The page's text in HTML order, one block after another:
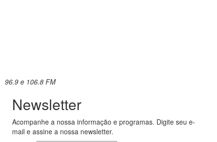
96.9 e 106.8 FM
Newsletter
Acompanhe a nossa informação e programas. Digite seu e-
mail e assine a nossa newsletter.